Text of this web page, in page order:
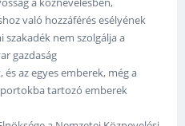
való hozzáférés esélyének
szakadék nem szolgálja a
gazdaság
az egyes emberek, még a
tartozó emberek